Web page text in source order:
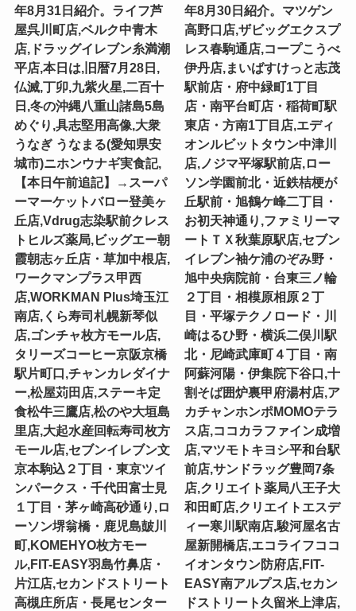
年8月31日紹介。ライフ芦
屋呉川町店,ベルク中青木
店,ドラッグイレブン糸満潮
平店,本日は,旧暦7月28日,
仏滅,丁卯,九紫火星,二百十
日,冬の沖縄八重山諸島5島
めぐり,具志堅用高像,大衆
うなぎ うなまる(愛知県安
城市)ニホンウナギ実食記,
【本日午前追記】→スーパ
ーマーケットバロー登美ヶ
丘店,Vdrug志染駅前クレス
トヒルズ薬局,ビッグエー朝
霞朝志ヶ丘店・草加中根店,
ワークマンプラス甲西
店,WORKMAN Plus埼玉江
南店,くら寿司札幌新琴似
店,ゴンチャ枚方モール店,
タリーズコーヒー京阪京橋
駅片町口,チャンカレダイナ
ー,松屋苅田店,ステーキ定
食松牛三鷹店,松のや大垣島
里店,大起水産回転寿司枚方
モール店,セブンイレブン文
京本駒込２丁目・東京ツイ
ンパークス・千代田富士見
１丁目・茅ヶ崎高砂通り,ロ
ーソン堺翁橋・鹿児島皷川
町,KOMEHYO枚方モー
ル,FIT-EASY羽島竹鼻店・
片江店,セカンドストリート
高槻庄所店・長尾センター
年8月30日紹介。マツゲン
高野口店,ザビッグエクスプ
レス春駒通店,コープこうべ
伊丹店,まいばすけっと志茂
駅前店・府中緑町1丁目
店・南平台町店・稲荷町駅
東店・方南1丁目店,エディ
オンルビットタウン中津川
店,ノジマ平塚駅前店,ロー
ソン学園前北・近鉄桔梗が
丘駅前・旭鶴ケ峰二丁目・
お初天神通り,ファミリーマ
ートＴＸ秋葉原駅店,セブン
イレブン袖ケ浦のぞみ野・
旭中央病院前・台東三ノ輪
２丁目・相模原相原２丁
目・平塚テクノロード・川
崎はるひ野・横浜二俣川駅
北・尼崎武庫町４丁目・南
阿蘇河陽・伊集院下谷口,十
割そば囲炉裏甲府湯村店,ア
カチャンホンポMOMOテラ
ス店,ココカラファイン成増
店,マツモトキヨシ平和台駅
前店,サンドラッグ豊岡7条
店,クリエイト薬局八王子大
和田町店,クリエイトエスデ
ィー寒川駅南店,駿河屋名古
屋新開橋店,エコライフココ
イオンタウン防府店,FIT-
EASY南アルプス店,セカン
ドストリート久留米上津店,